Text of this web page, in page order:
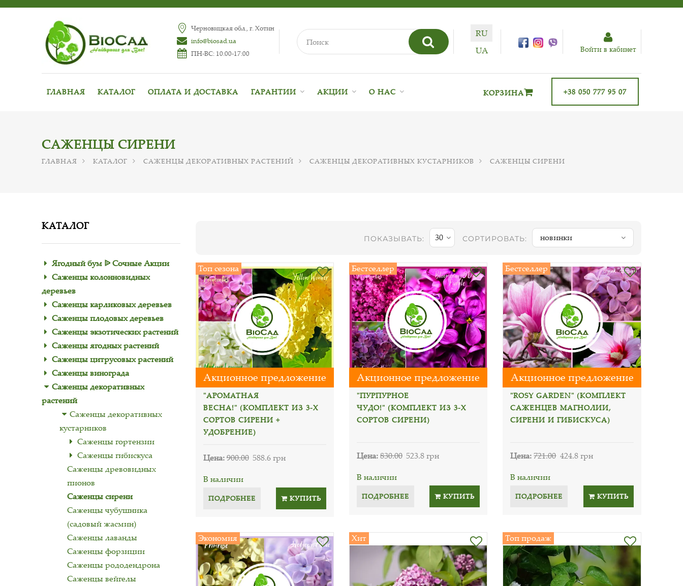
Черновицкая обл., г. Хотин
info@biosad.ua
ПН-ВС: 10:00-17:00
RU
UA
Войти в кабинет
ГЛАВНАЯ КАТАЛОГ ОПЛАТА И ДОСТАВКА ГАРАНТИИ АКЦИИ О НАС +38 050 777 95 07
КОРЗИНА
САЖЕНЦЫ СИРЕНИ
ГЛАВНАЯ КАТАЛОГ САЖЕНЦЫ ДЕКОРАТИВНЫХ РАСТЕНИЙ САЖЕНЦЫ ДЕКОРАТИВНЫХ КУСТАРНИКОВ САЖЕНЦЫ СИРЕНИ
КАТАЛОГ
Ягодный бум ᐉ Сочные Акции
Саженцы колонновидных
деревьев
Саженцы карликовых деревьев
Саженцы плодовых деревьев
Саженцы экзотических растений
Саженцы ягодных растений
Саженцы цитрусовых растений
Саженцы винограда
Саженцы декоративных
растений
Саженцы декоративных
кустарников
Саженцы гортензии
Саженцы гибискуса
Саженцы древовидных
пионов
Саженцы сирени
Саженцы чубушника
(садовый жасмин)
Саженцы лаванды
Саженцы форзиции
Саженцы рододендрона
Саженцы вейгелы
ПОКАЗЫВАТЬ: 30 СОРТИРОВАТЬ: новинки
Топ сезона
Акционное предложение
"АРОМАТНАЯ
ВЕСНА!" (КОМПЛЕКТ ИЗ 3-Х
СОРТОВ СИРЕНИ +
УДОБРЕНИЕ)
Цена:900.00 588.6 грн
В наличии
ПОДРОБНЕЕ КУПИТЬ
Бестселлер
Акционное предложение
"ПУРПУРНОЕ
ЧУДО!" (КОМПЛЕКТ ИЗ 3-Х
СОРТОВ СИРЕНИ)
Цена:830.00 523.8 грн
В наличии
ПОДРОБНЕЕ КУПИТЬ
Бестселлер
Акционное предложение
"ROSY GARDEN" (КОМПЛЕКТ
САЖЕНЦЕВ МАГНОЛИИ,
СИРЕНИ И ГИБИСКУСА)
Цена:721.00 424.8 грн
В наличии
ПОДРОБНЕЕ КУПИТЬ
Экономия Хит Топ продаж